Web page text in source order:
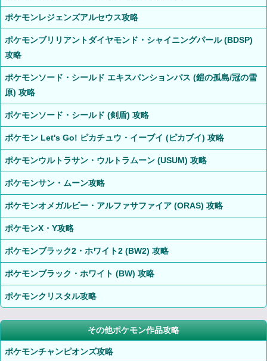
ポケモンレジェンズアルセウス攻略
ポケモンブリリアントダイヤモンド・シャイニングパール (BDSP)
攻略
ポケモンソード・シールド エキスパンションパス (鎧の孤島/冠の雪
原) 攻略
ポケモンソード・シールド (剣盾) 攻略
ポケモン Let's Go! ピカチュウ・イーブイ (ピカブイ) 攻略
ポケモンウルトラサン・ウルトラムーン (USUM) 攻略
ポケモンサン・ムーン攻略
ポケモンオメガルビー・アルファサファイア (ORAS) 攻略
ポケモンX・Y攻略
ポケモンブラック2・ホワイト2 (BW2) 攻略
ポケモンブラック・ホワイト (BW) 攻略
ポケモンクリスタル攻略
その他ポケモン作品攻略
ポケモンチャンピオンズ攻略